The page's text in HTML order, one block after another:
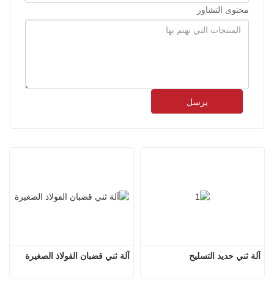
محتوى التشاور
يرسل
آلة ثني قضبان الفولاذ الصغيرة آلة ثني حديد التسليح